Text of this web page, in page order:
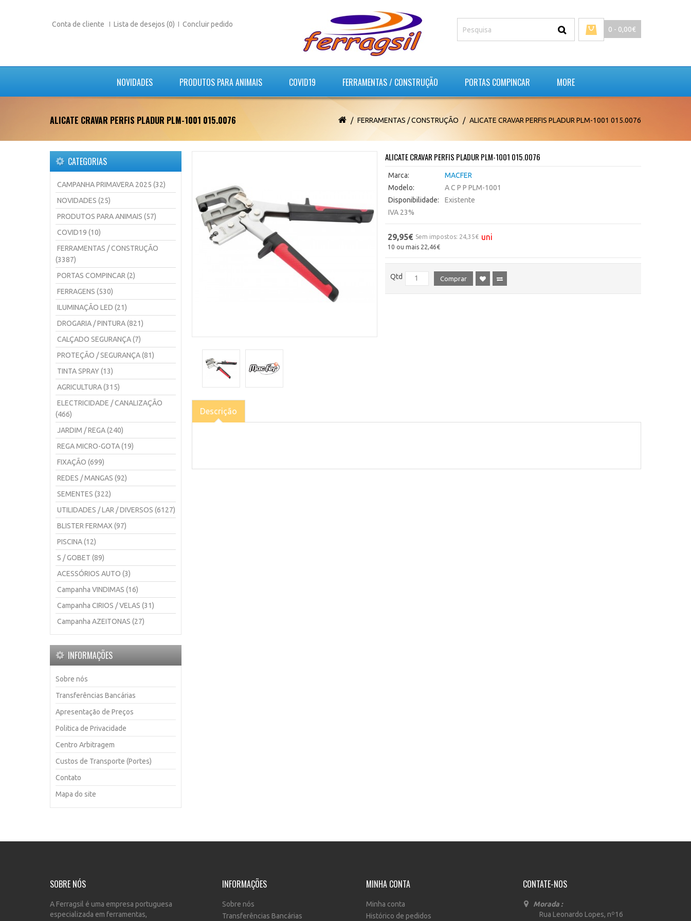
Conta de cliente Lista de desejos (0) Concluir pedido
0 - 0,00€
NOVIDADES PRODUTOS PARA ANIMAIS COVID19 FERRAMENTAS / CONSTRUÇÃO PORTAS COMPINCAR MORE
ALICATE CRAVAR PERFIS PLADUR PLM-1001 015.0076 FERRAMENTAS / CONSTRUÇÃO ALICATE CRAVAR PERFIS PLADUR PLM-1001 015.0076
CATEGORIAS
CAMPANHA PRIMAVERA 2025 (32)
NOVIDADES (25)
PRODUTOS PARA ANIMAIS (57)
COVID19 (10)
FERRAMENTAS / CONSTRUÇÃO
(3387)
PORTAS COMPINCAR (2)
FERRAGENS (530)
ILUMINAÇÃO LED (21)
DROGARIA / PINTURA (821)
CALÇADO SEGURANÇA (7)
PROTEÇÃO / SEGURANÇA (81)
TINTA SPRAY (13)
AGRICULTURA (315)
ELECTRICIDADE / CANALIZAÇÃO
(466)
JARDIM / REGA (240)
REGA MICRO-GOTA (19)
FIXAÇÃO (699)
REDES / MANGAS (92)
SEMENTES (322)
UTILIDADES / LAR / DIVERSOS (6127)
BLISTER FERMAX (97)
PISCINA (12)
S / GOBET (89)
ACESSÓRIOS AUTO (3)
Campanha VINDIMAS (16)
Campanha CIRIOS / VELAS (31)
Campanha AZEITONAS (27)
INFORMAÇÕES
Sobre nós
Transferências Bancárias
Apresentação de Preços
Politica de Privacidade
Centro Arbitragem
Custos de Transporte (Portes)
Contato
Mapa do site
ALICATE CRAVAR PERFIS PLADUR PLM-1001 015.0076
Marca:
MACFER
Modelo:
A C P P PLM-1001
Disponibilidade:
Existente
IVA 23%
29,95€ Sem impostos: 24,35€ uni
10 ou mais 22,46€
Qtd Comprar
Descrição
SOBRE NÓS
A Ferragsil é uma empresa portuguesa
especializada em ferramentas,
INFORMAÇÕES
Sobre nós
Transferências Bancárias
MINHA CONTA
Minha conta
Histórico de pedidos
CONTATE-NOS
Morada :
Rua Leonardo Lopes, nº16